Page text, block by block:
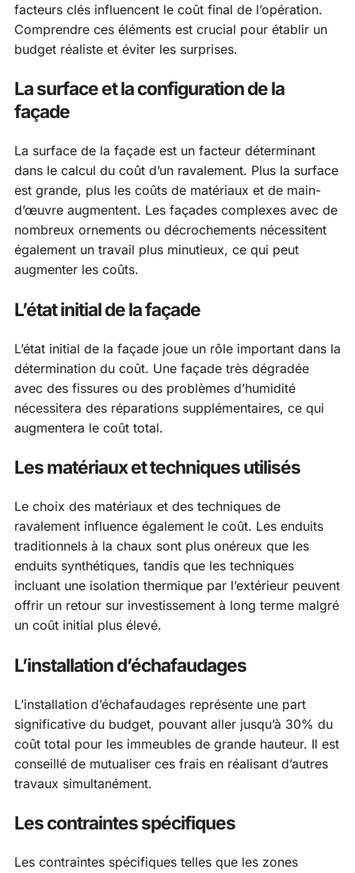
facteurs clés influencent le coût final de l’opération.
Comprendre ces éléments est crucial pour établir un
budget réaliste et éviter les surprises.
La surface et la configuration de la
façade
La surface de la façade est un facteur déterminant
dans le calcul du coût d’un ravalement. Plus la surface
est grande, plus les coûts de matériaux et de main-
d’œuvre augmentent. Les façades complexes avec de
nombreux ornements ou décrochements nécessitent
également un travail plus minutieux, ce qui peut
augmenter les coûts.
L’état initial de la façade
L’état initial de la façade joue un rôle important dans la
détermination du coût. Une façade très dégradée
avec des fissures ou des problèmes d’humidité
nécessitera des réparations supplémentaires, ce qui
augmentera le coût total.
Les matériaux et techniques utilisés
Le choix des matériaux et des techniques de
ravalement influence également le coût. Les enduits
traditionnels à la chaux sont plus onéreux que les
enduits synthétiques, tandis que les techniques
incluant une isolation thermique par l’extérieur peuvent
offrir un retour sur investissement à long terme malgré
un coût initial plus élevé.
L’installation d’échafaudages
L’installation d’échafaudages représente une part
significative du budget, pouvant aller jusqu’à 30% du
coût total pour les immeubles de grande hauteur. Il est
conseillé de mutualiser ces frais en réalisant d’autres
travaux simultanément.
Les contraintes spécifiques
Les contraintes spécifiques telles que les zones